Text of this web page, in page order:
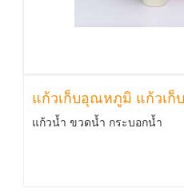
แก้วเก็บอุณหภูมิ แก้วเก็
แก้วน้ำ ขวดน้ำ กระบอกน้ำ